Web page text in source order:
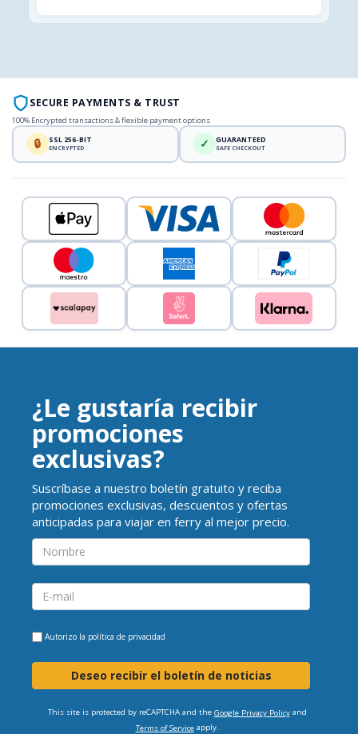
SECURE PAYMENTS & TRUST
100% Encrypted transactions & flexible payment options
🔒 SSL 256-BIT
ENCRYPTED ✓ GUARANTEED
SAFE CHECKOUT
¿Le gustaría recibir
promociones
exclusivas?
Suscríbase a nuestro boletín gratuito y reciba
promociones exclusivas, descuentos y ofertas
anticipadas para viajar en ferry al mejor precio.
Autorizo la política de privacidad
Deseo recibir el boletín de noticias
This site is protected by reCAPTCHA and the Google Privacy Policyand
Terms of Serviceapply.